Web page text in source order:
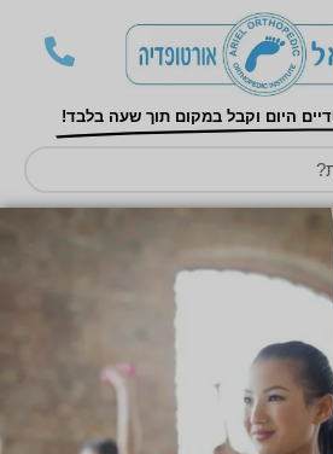
היום וקבל במקום תוך שעה בלבד!